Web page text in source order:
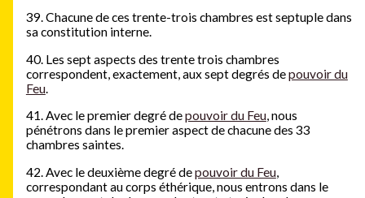
39. Chacune de ces trente-trois chambres est septuple dans
sa constitution interne.
40. Les sept aspects des trente trois chambres
correspondent, exactement, aux sept degrés depouvoir du
Feu.
41. Avec le premier degré depouvoir du Feu, nous
pénétrons dans le premier aspect de chacune des 33
chambres saintes.
42. Avec le deuxième degré depouvoir du Feu,
correspondant au corps éthérique, nous entrons dans le